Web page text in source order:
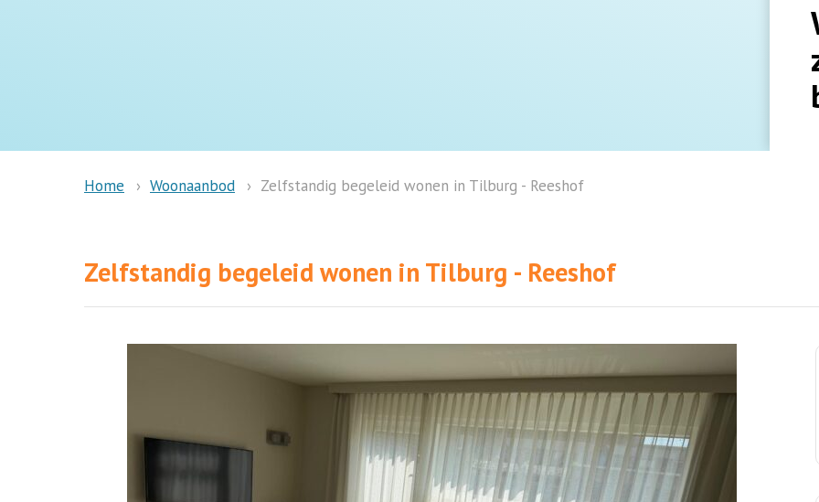
Home Woonaanbod Zelfstandig begeleid wonen in Tilburg - Reeshof
Zelfstandig begeleid wonen in Tilburg - Reeshof